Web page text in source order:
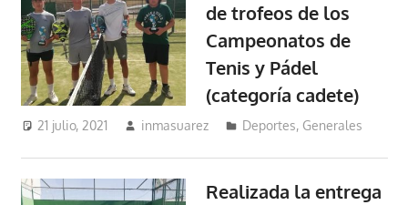
de trofeos de los
Campeonatos de
Tenis y Pádel
(categoría cadete)
21 julio, 2021 inmasuarez Deportes, Generales
Realizada la entrega